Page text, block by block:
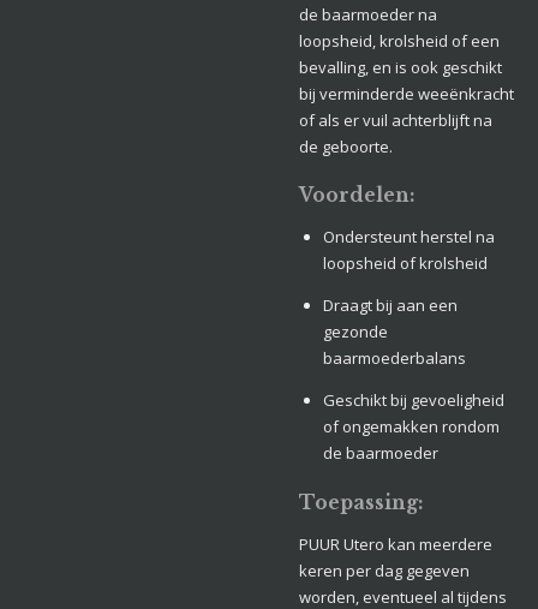
de baarmoeder na
loopsheid, krolsheid of een
bevalling, en is ook geschikt
bij verminderde weeënkracht
of als er vuil achterblijft na
de geboorte.
Voordelen:
Ondersteunt herstel na
loopsheid of krolsheid
Draagt bij aan een
gezonde
baarmoederbalans
Geschikt bij gevoeligheid
of ongemakken rondom
de baarmoeder
Toepassing:
PUUR Utero kan meerdere
keren per dag gegeven
worden, eventueel al tijdens